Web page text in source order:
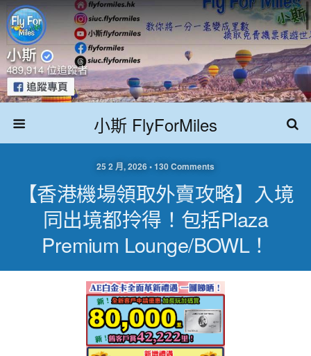
小斯 FlyForMiles
25 2 月, 2026 • 130 Comments
【香港機場領取外賣攻略】入境
同出境都拎得！包括Plaza
Premium Lounge/BOWL！